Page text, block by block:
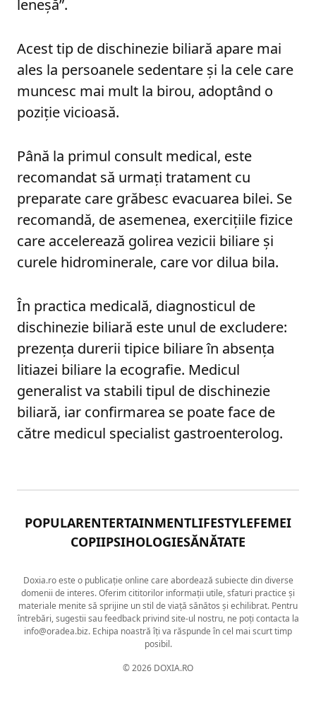
leneșă”.
Acest tip de dischinezie biliară apare mai
ales la persoanele sedentare și la cele care
muncesc mai mult la birou, adoptând o
poziție vicioasă.
Până la primul consult medical, este
recomandat să urmați tratament cu
preparate care grăbesc evacuarea bilei. Se
recomandă, de asemenea, exercițiile fizice
care accelerează golirea vezicii biliare și
curele hidrominerale, care vor dilua bila.
În practica medicală, diagnosticul de
dischinezie biliară este unul de excludere:
prezența durerii tipice biliare în absența
litiazei biliare la ecografie. Medicul
generalist va stabili tipul de dischinezie
biliară, iar confirmarea se poate face de
către medicul specialist gastroenterolog.
POPULARENTERTAINMENTLIFESTYLEFEMEI
COPIIPSIHOLOGIESĂNĂTATE
Doxia.ro este o publicație online care abordează subiecte din diverse
domenii de interes. Oferim cititorilor informații utile, sfaturi practice și
materiale menite să sprijine un stil de viață sănătos și echilibrat. Pentru
întrebări, sugestii sau feedback privind site-ul nostru, ne poți contacta la
info@oradea.biz. Echipa noastră îți va răspunde în cel mai scurt timp
posibil.
© 2026 DOXIA.RO